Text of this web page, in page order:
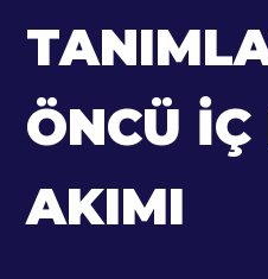
ÖNCÜ
AKIMI